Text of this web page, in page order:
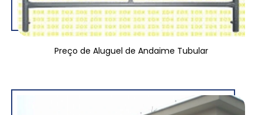
Preço de Aluguel de Andaime Tubular